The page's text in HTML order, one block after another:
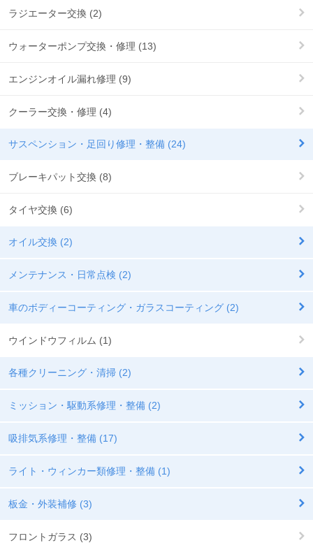
ラジエーター交換 (2)
ウォーターポンプ交換・修理 (13)
エンジンオイル漏れ修理 (9)
クーラー交換・修理 (4)
サスペンション・足回り修理・整備 (24)
ブレーキパット交換 (8)
タイヤ交換 (6)
オイル交換 (2)
メンテナンス・日常点検 (2)
車のボディーコーティング・ガラスコーティング (2)
ウインドウフィルム (1)
各種クリーニング・清掃 (2)
ミッション・駆動系修理・整備 (2)
吸排気系修理・整備 (17)
ライト・ウィンカー類修理・整備 (1)
板金・外装補修 (3)
フロントガラス (3)